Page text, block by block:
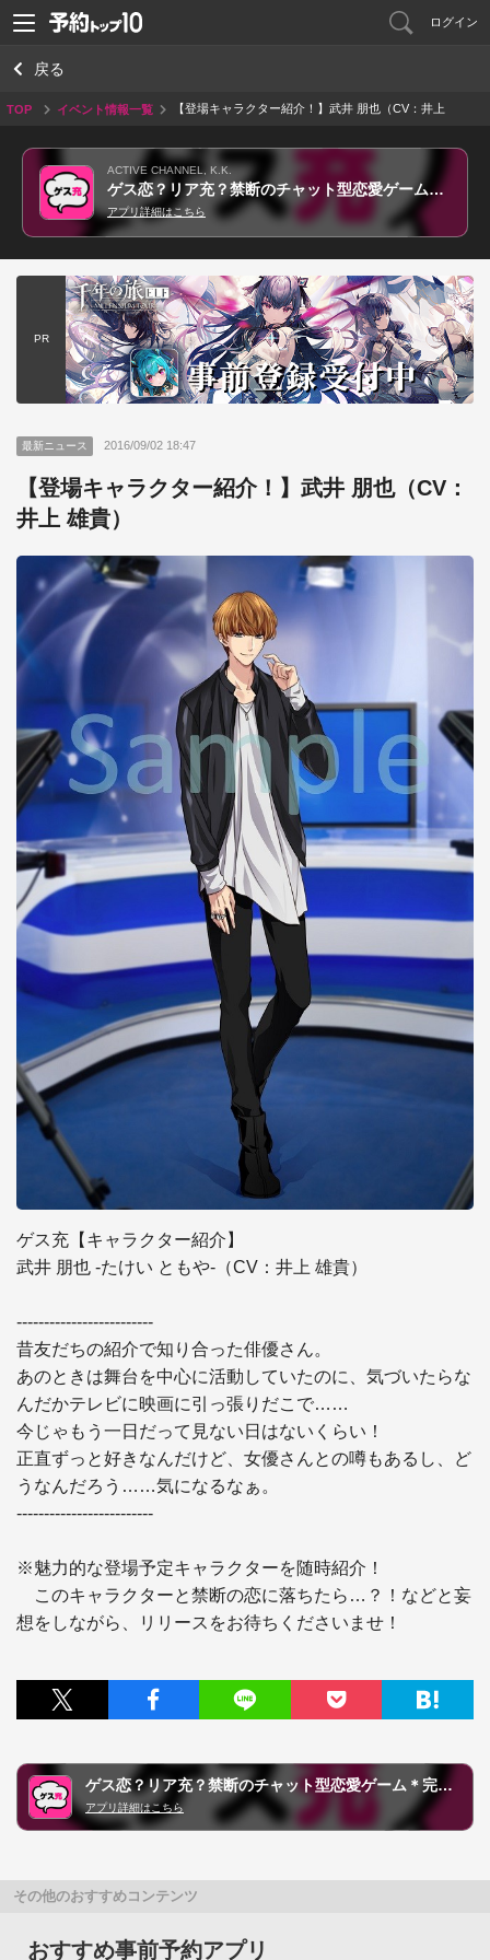
ログイン
戻る
TOP イベント情報一覧
【登場キャラクター紹介！】武井 朋也（CV：井上
ACTIVE CHANNEL, K.K.
ゲス恋？リア充？禁断のチャット型恋愛ゲーム＊完全無料ゲーム
アプリ詳細はこちら
PR
最新ニュース 2016/09/02 18:47
【登場キャラクター紹介！】武井 朋也（CV：
井上 雄貴）
ゲス充【キャラクター紹介】
武井 朋也 -たけい ともや-（CV：井上 雄貴）
-------------------------
昔友だちの紹介で知り合った俳優さん。
あのときは舞台を中心に活動していたのに、気づいたらな
んだかテレビに映画に引っ張りだこで……
今じゃもう一日だって見ない日はないくらい！
正直ずっと好きなんだけど、女優さんとの噂もあるし、ど
うなんだろう……気になるなぁ。
-------------------------
※魅力的な登場予定キャラクターを随時紹介！
このキャラクターと禁断の恋に落ちたら…？！などと妄
想をしながら、リリースをお待ちくださいませ！
ゲス恋？リア充？禁断のチャット型恋愛ゲーム＊完全無料ゲーム
アプリ詳細はこちら
その他のおすすめコンテンツ
おすすめ事前予約アプリ